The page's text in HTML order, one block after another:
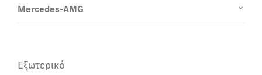
Mercedes-AMG
Εξωτερικό